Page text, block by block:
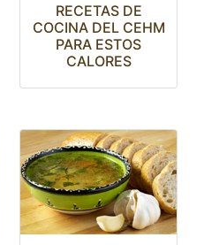
RECETAS DE
COCINA DEL CEHM
PARA ESTOS
CALORES